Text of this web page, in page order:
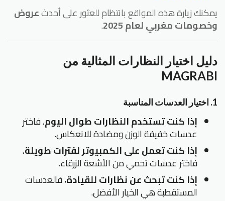
يمكنك زيارة هذه المواقع بانتظام للعثور على أحدثعروض
وخصومات مغربي لعام 2025 .
دليل اختيار النظارات المثالية من
MAGRABI
1. اختيار العدسات المناسبة
إذا كنت تستخدم النظارات طوال اليوم، فاختر
عدسات خفيفة الوزن ومضادة للانعكاس.
إذا كنت تعمل على الكمبيوتر لفترات طويلة،
فاختر عدسات تحمي من الأشعة الزرقاء.
إذا كنت تبحث عن نظارات للقيادة، فالعدسات
المستقطبة هي الخيار الأفضل.